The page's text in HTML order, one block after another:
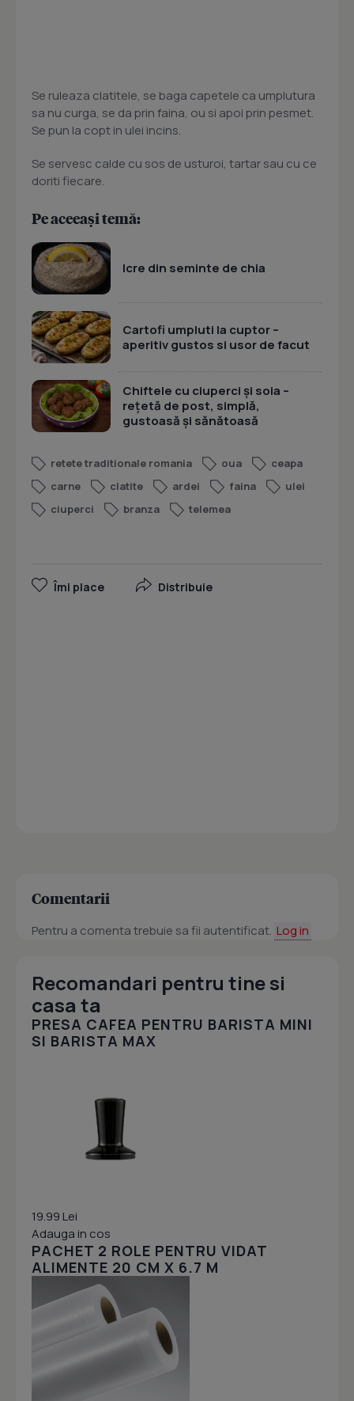
Se ruleaza clatitele, se baga capetele ca umplutura
sa nu curga, se da prin faina, ou si apoi prin pesmet.
Se pun la copt in ulei incins.
Se servesc calde cu sos de usturoi, tartar sau cu ce
doriti fiecare.
Pe aceeași temă:
Icre din seminte de chia
Cartofi umpluti la cuptor –
aperitiv gustos si usor de facut
Chiftele cu ciuperci și soia –
rețetă de post, simplă,
gustoasă și sănătoasă
retete traditionale romania oua
ceapa
carne
clatite ardei faina
ulei
ciuperci
branza telemea
Îmi place Distribuie
Comentarii
Pentru a comenta trebuie sa fii autentificat. Log in
Recomandari pentru tine si
casa ta
PRESA CAFEA PENTRU BARISTA MINI
SI BARISTA MAX
19.99 Lei
Adauga in cos
PACHET 2 ROLE PENTRU VIDAT
ALIMENTE 20 CM X 6.7 M